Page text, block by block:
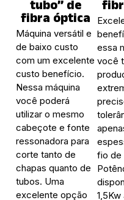
tubo’’ de
fibra óptica
Máquina versátil e
de baixo custo
com um excelente
custo benefício.
Nessa máquina
você poderá
utilizar o mesmo
cabeçote e fonte
ressonadora para
corte tanto de
chapas quanto de
tubos. Uma
excelente opção
essa
você
fio de
1,5Kw